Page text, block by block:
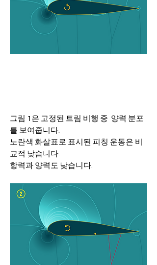
그림 1은 고정된 트림 비행 중  양력 분포
를 보여줍니다.
노란색 화살표로 표시된 피칭 운동은 비
교적 낮습니다.
항력과 양력도 낮습니다.